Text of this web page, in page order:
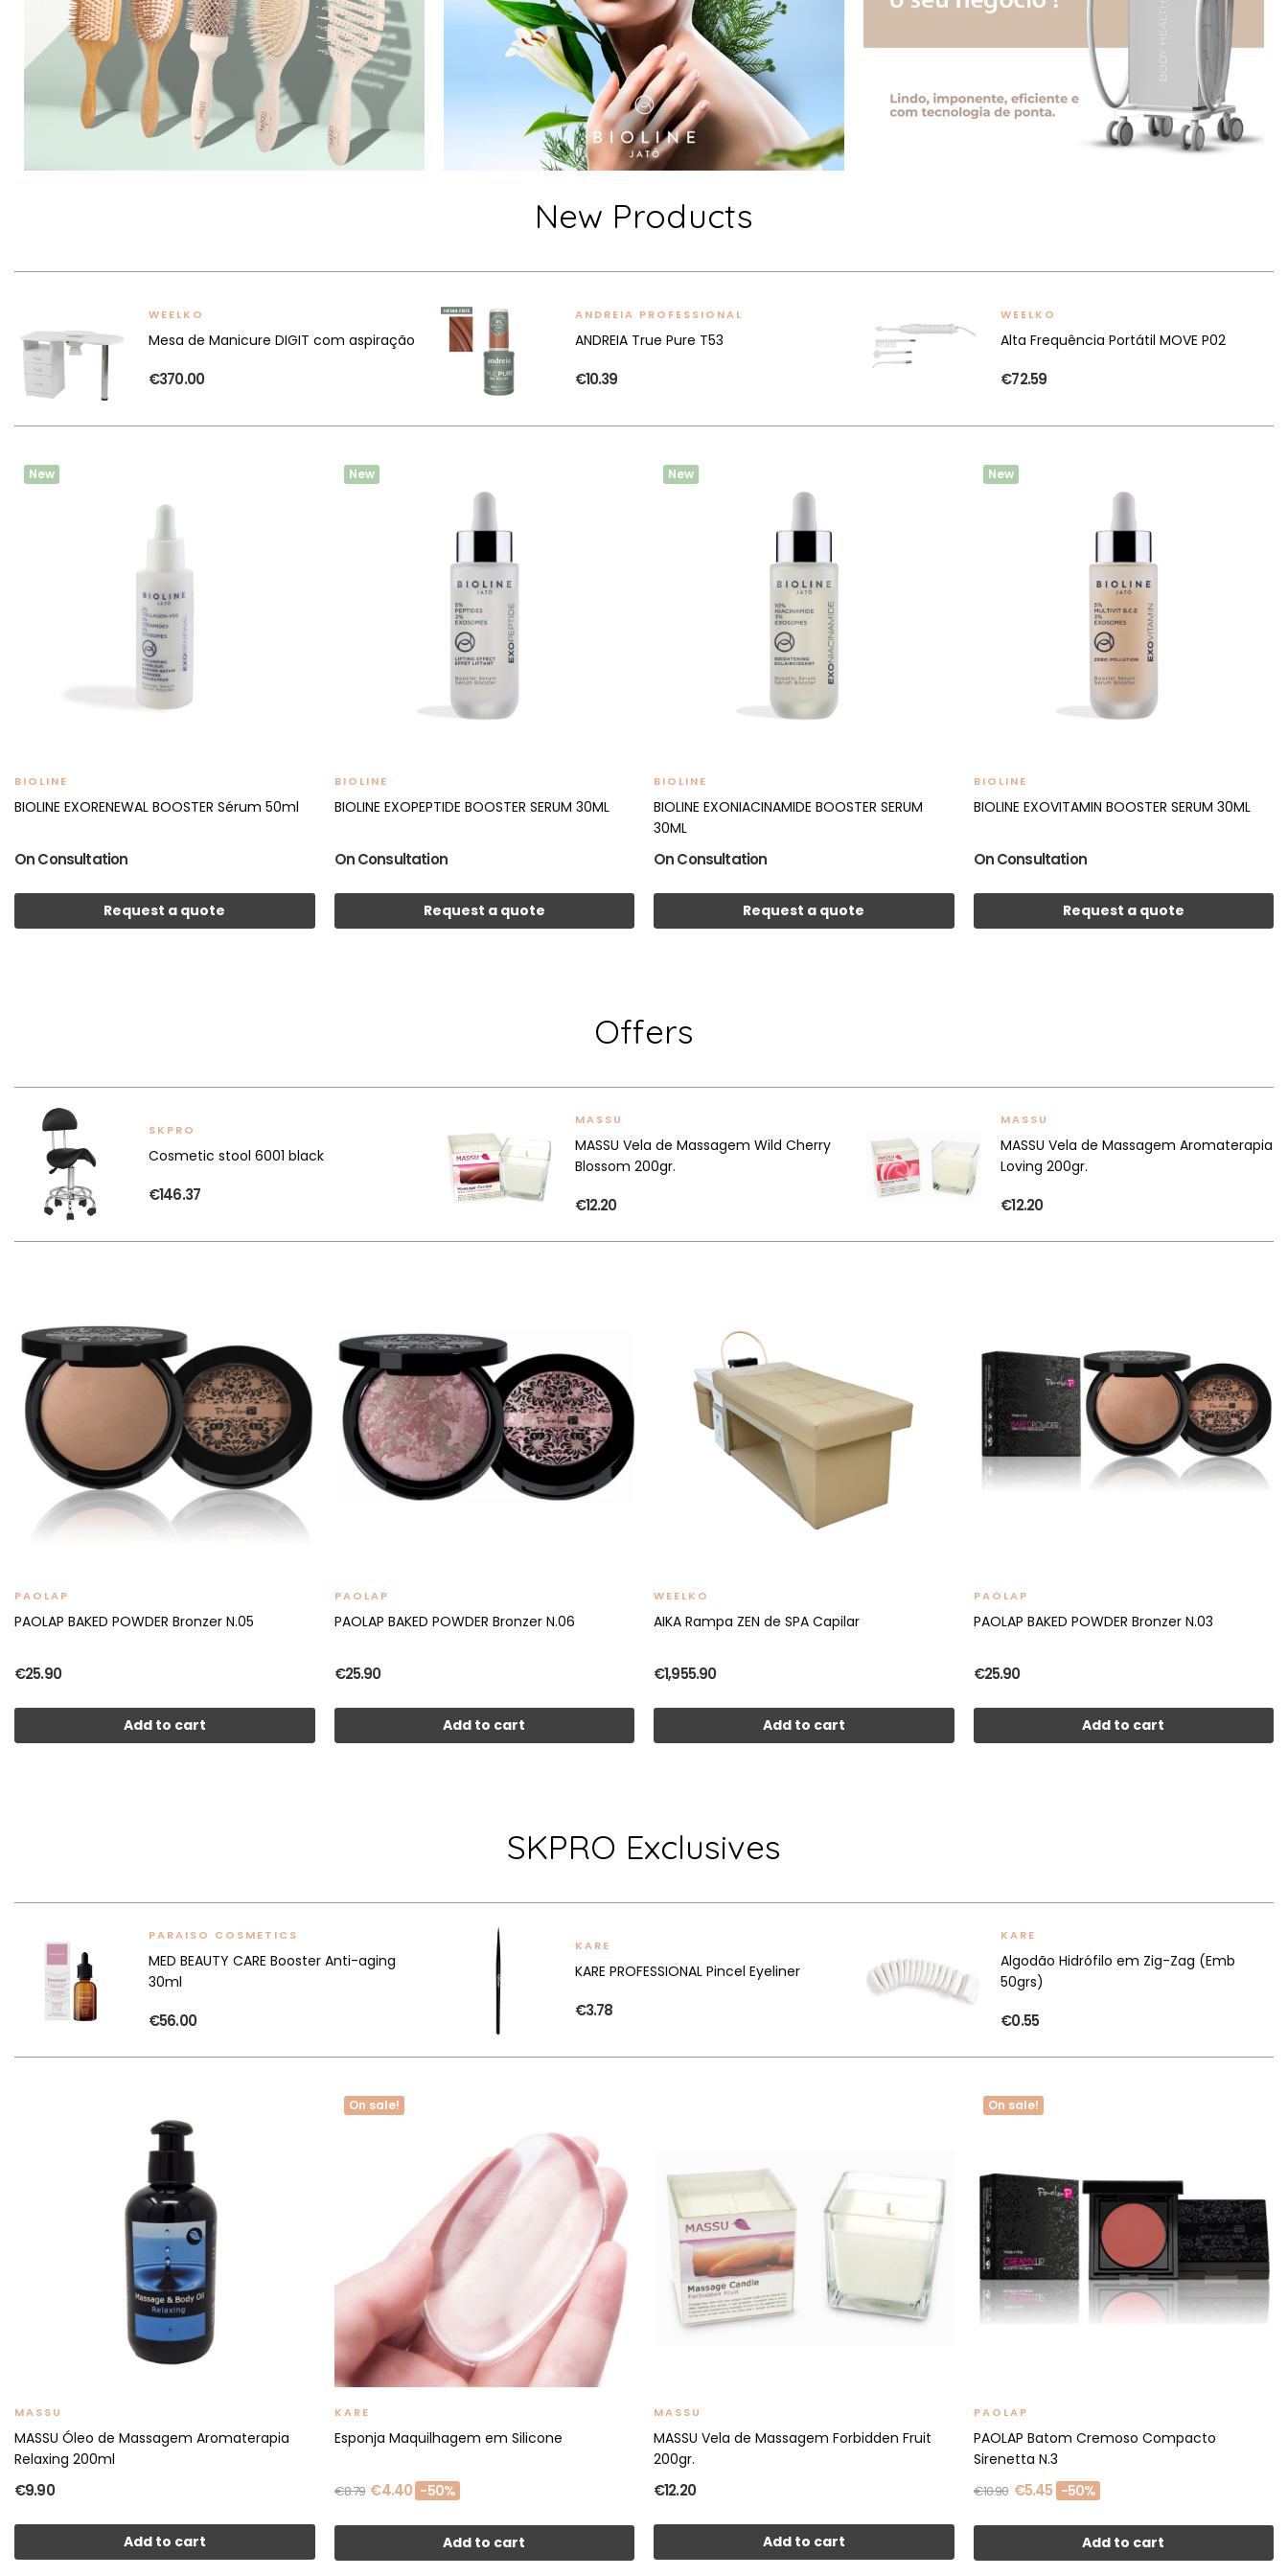
New Products
WEELKO
Mesa de Manicure DIGIT com aspiração
€370.00
ANDREIA PROFESSIONAL
ANDREIA True Pure T53
€10.39
WEELKO
Alta Frequência Portátil MOVE P02
€72.59
New
BIOLINE
BIOLINE EXORENEWAL BOOSTER Sérum 50ml
On Consultation
Request a quote
New
BIOLINE
BIOLINE EXOPEPTIDE BOOSTER SERUM 30ML
On Consultation
Request a quote
New
BIOLINE
BIOLINE EXONIACINAMIDE BOOSTER SERUM
30ML
On Consultation
Request a quote
New
BIOLINE
BIOLINE EXOVITAMIN BOOSTER SERUM 30ML
On Consultation
Request a quote
Offers
SKPRO
Cosmetic stool 6001 black
€146.37
MASSU
MASSU Vela de Massagem Wild Cherry
Blossom 200gr.
€12.20
MASSU
MASSU Vela de Massagem Aromaterapia
Loving 200gr.
€12.20
PAOLAP
PAOLAP BAKED POWDER Bronzer N.05
€25.90
Add to cart
PAOLAP
PAOLAP BAKED POWDER Bronzer N.06
€25.90
Add to cart
WEELKO
AIKA Rampa ZEN de SPA Capilar
€1,955.90
Add to cart
PAOLAP
PAOLAP BAKED POWDER Bronzer N.03
€25.90
Add to cart
SKPRO Exclusives
PARAISO COSMETICS
MED BEAUTY CARE Booster Anti-aging
30ml
€56.00
KARE
KARE PROFESSIONAL Pincel Eyeliner
€3.78
KARE
Algodão Hidrófilo em Zig-Zag (Emb
50grs)
€0.55
MASSU
MASSU Óleo de Massagem Aromaterapia
Relaxing 200ml
€9.90
Add to cart
On sale!
KARE
Esponja Maquilhagem em Silicone
€8.79 €4.40 -50%
Add to cart
MASSU
MASSU Vela de Massagem Forbidden Fruit
200gr.
€12.20
Add to cart
On sale!
PAOLAP
PAOLAP Batom Cremoso Compacto
Sirenetta N.3
€10.90 €5.45 -50%
Add to cart